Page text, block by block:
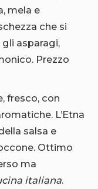
mela e
che si
asparagi,
Prezzo
fresco, con
L’Etna
salsa e
Ottimo
ma
italiana.